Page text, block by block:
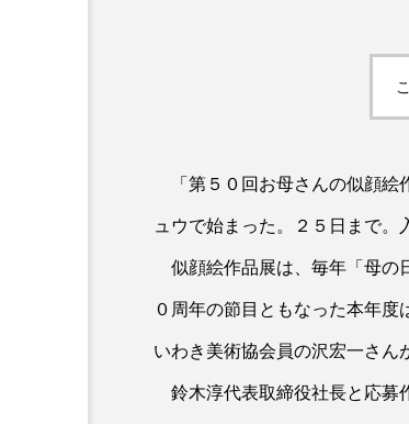
「第５０回お母さんの似顔絵
ュウで始まった。２５日まで。
似顔絵作品展は、毎年「母の
０周年の節目ともなった本年度
いわき美術協会員の沢宏一さん
鈴木淳代表取締役社長と応募